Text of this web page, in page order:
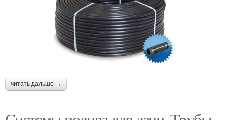
читать дальше →